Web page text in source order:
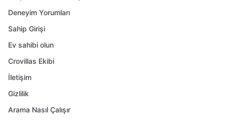
Deneyim Yorumları
Sahip Girişi
Ev sahibi olun
Crovillas Ekibi
İletişim
Gizlilik
Arama Nasıl Çalışır